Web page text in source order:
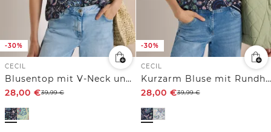
-30%
CECIL
Blusentop mit V-Neck und Print
28,00 €39,99€
-30%
CECIL
Kurzarm Bluse mit Rundhals und Print
28,00 €39,99€